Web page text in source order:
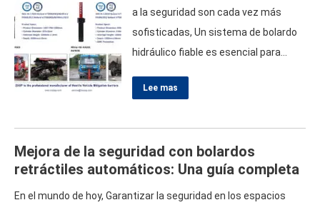
a la seguridad son cada vez más
sofisticadas, Un sistema de bolardo
hidráulico fiable es esencial para
privados.. Estos sistemas sirven
control de acceso de vehículos.,
Garantizar que sólo los vehículos
autorizados puedan entrar en zonas
sensibles.. Este artículo explora los
Lee mas
Mejora de la seguridad con bolardos
retráctiles automáticos: Una guía completa
En el mundo de hoy, Garantizar la seguridad en los espacios